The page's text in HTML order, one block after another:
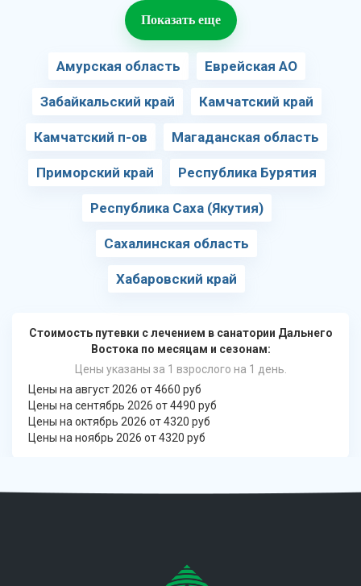
Показать еще
Амурская область Еврейская АО
Забайкальский край Камчатский край
Камчатский п-ов Магаданская область
Приморский край Республика Бурятия
Республика Саха (Якутия)
Сахалинская область
Хабаровский край
Стоимость путевки с лечением в санатории Дальнего
Востока по месяцам и сезонам:
Цены указаны за 1 взрослого на 1 день.
Цены на август 2026 от 4660 руб
Цены на сентябрь 2026 от 4490 руб
Цены на октябрь 2026 от 4320 руб
Цены на ноябрь 2026 от 4320 руб